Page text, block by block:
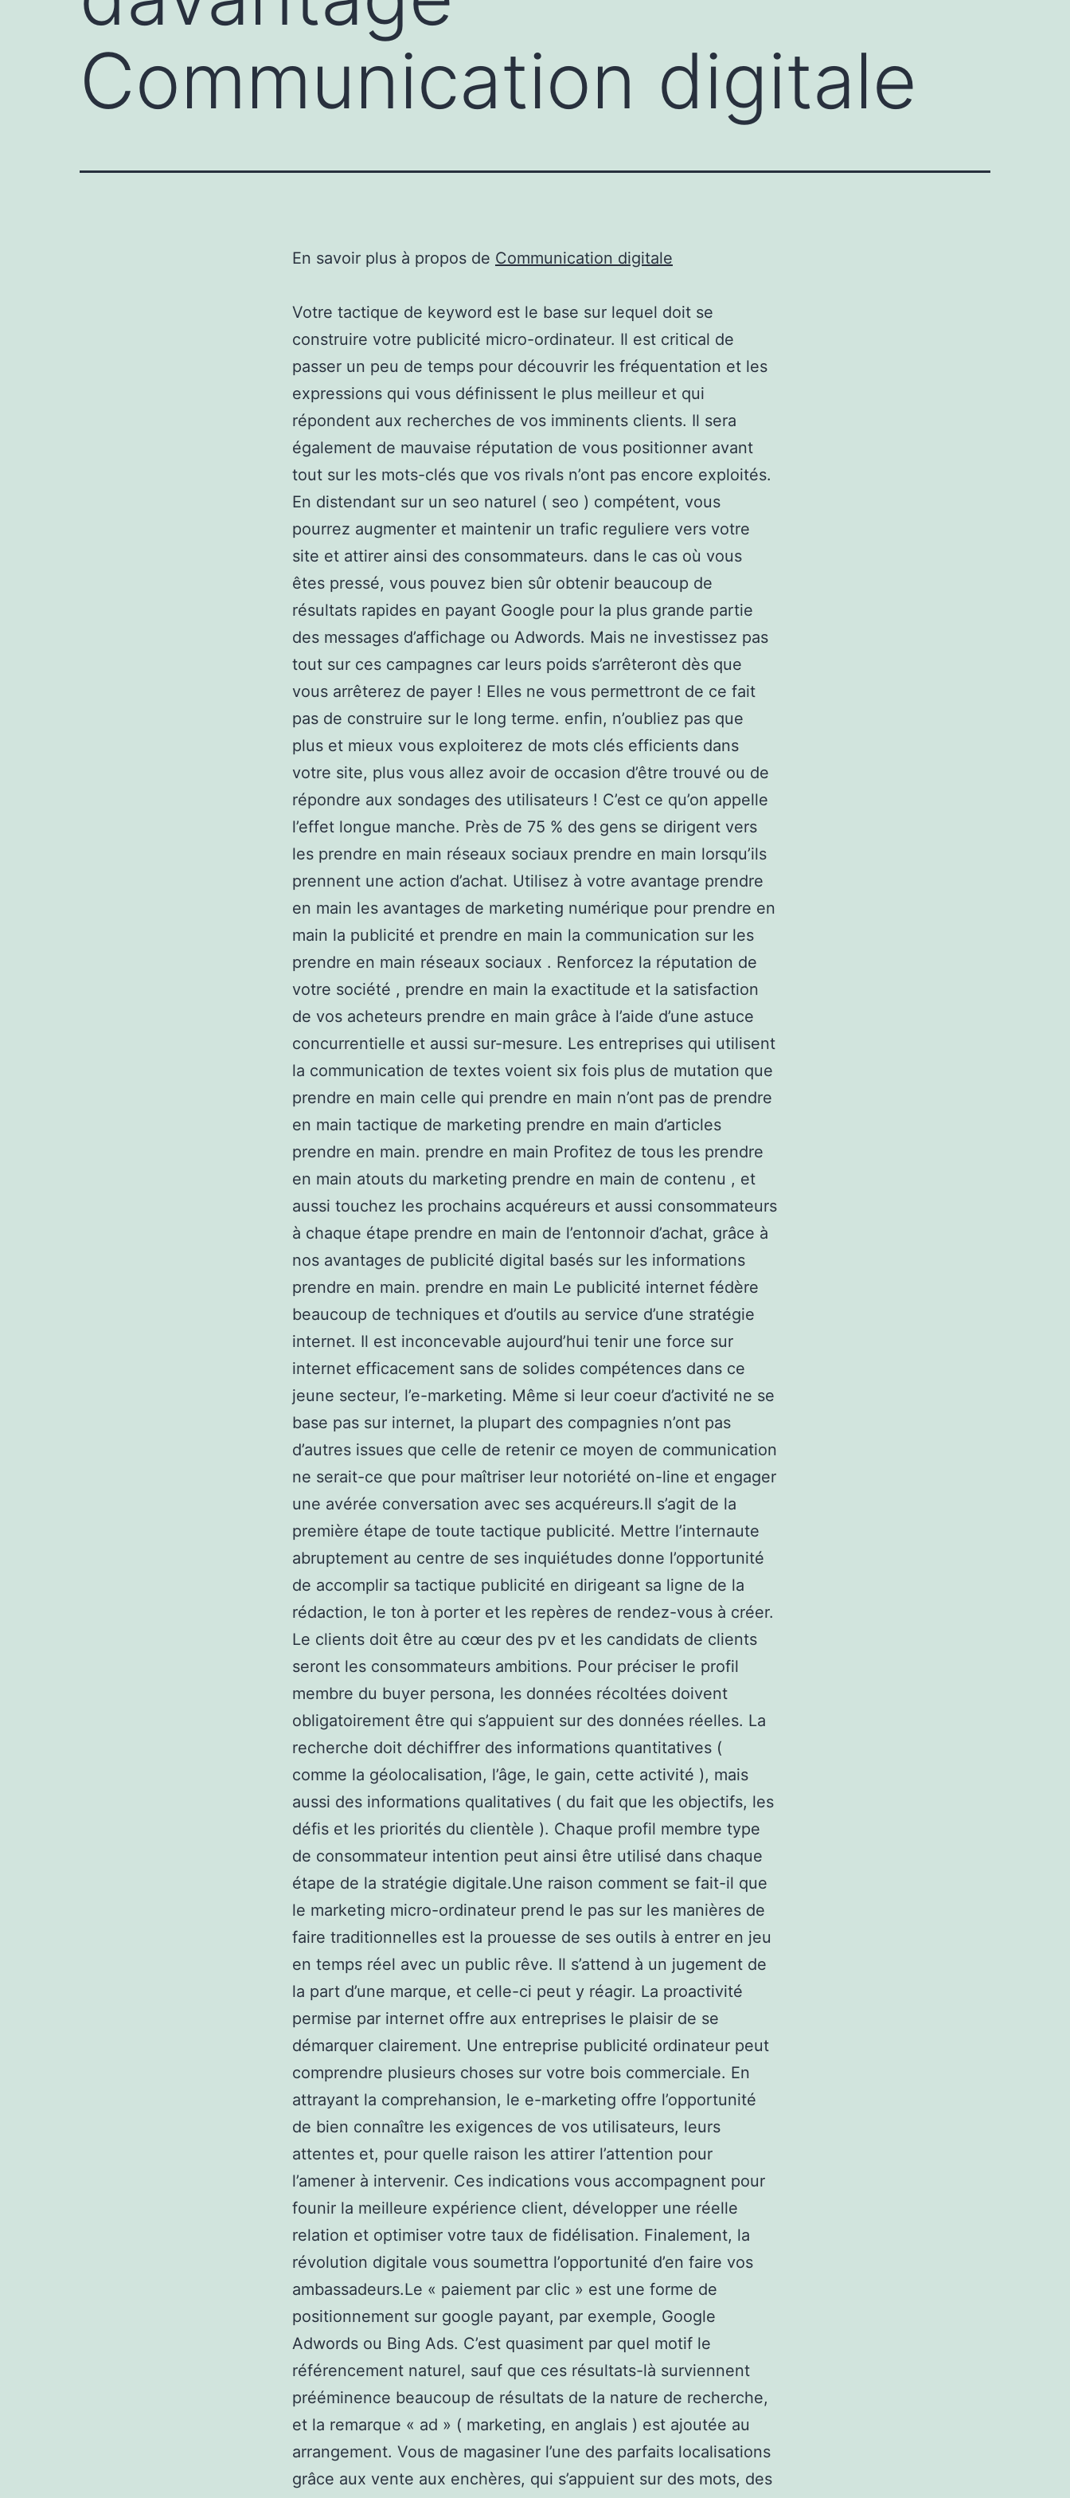
Communication digitale
En savoir plus à propos de Communication digitale
Votre tactique de keyword est le base sur lequel doit se
construire votre publicité micro-ordinateur. Il est critical de
passer un peu de temps pour découvrir les fréquentation et les
expressions qui vous définissent le plus meilleur et qui
répondent aux recherches de vos imminents clients. Il sera
également de mauvaise réputation de vous positionner avant
tout sur les mots-clés que vos rivals n’ont pas encore exploités.
En distendant sur un seo naturel ( seo ) compétent, vous
pourrez augmenter et maintenir un trafic reguliere vers votre
site et attirer ainsi des consommateurs. dans le cas où vous
êtes pressé, vous pouvez bien sûr obtenir beaucoup de
résultats rapides en payant Google pour la plus grande partie
des messages d’affichage ou Adwords. Mais ne investissez pas
tout sur ces campagnes car leurs poids s’arrêteront dès que
vous arrêterez de payer ! Elles ne vous permettront de ce fait
pas de construire sur le long terme. enfin, n’oubliez pas que
plus et mieux vous exploiterez de mots clés efficients dans
votre site, plus vous allez avoir de occasion d’être trouvé ou de
répondre aux sondages des utilisateurs ! C’est ce qu’on appelle
l’effet longue manche. Près de 75 % des gens se dirigent vers
les prendre en main réseaux sociaux prendre en main lorsqu’ils
prennent une action d’achat. Utilisez à votre avantage prendre
en main les avantages de marketing numérique pour prendre en
main la publicité et prendre en main la communication sur les
prendre en main réseaux sociaux . Renforcez la réputation de
votre société , prendre en main la exactitude et la satisfaction
de vos acheteurs prendre en main grâce à l’aide d’une astuce
concurrentielle et aussi sur-mesure. Les entreprises qui utilisent
la communication de textes voient six fois plus de mutation que
prendre en main celle qui prendre en main n’ont pas de prendre
en main tactique de marketing prendre en main d’articles
prendre en main. prendre en main Profitez de tous les prendre
en main atouts du marketing prendre en main de contenu , et
aussi touchez les prochains acquéreurs et aussi consommateurs
à chaque étape prendre en main de l’entonnoir d’achat, grâce à
nos avantages de publicité digital basés sur les informations
prendre en main. prendre en main Le publicité internet fédère
beaucoup de techniques et d’outils au service d’une stratégie
internet. Il est inconcevable aujourd’hui tenir une force sur
internet efficacement sans de solides compétences dans ce
jeune secteur, l’e-marketing. Même si leur coeur d’activité ne se
base pas sur internet, la plupart des compagnies n’ont pas
d’autres issues que celle de retenir ce moyen de communication
ne serait-ce que pour maîtriser leur notoriété on-line et engager
une avérée conversation avec ses acquéreurs.Il s’agit de la
première étape de toute tactique publicité. Mettre l’internaute
abruptement au centre de ses inquiétudes donne l’opportunité
de accomplir sa tactique publicité en dirigeant sa ligne de la
rédaction, le ton à porter et les repères de rendez-vous à créer.
Le clients doit être au cœur des pv et les candidats de clients
seront les consommateurs ambitions. Pour préciser le profil
membre du buyer persona, les données récoltées doivent
obligatoirement être qui s’appuient sur des données réelles. La
recherche doit déchiffrer des informations quantitatives (
comme la géolocalisation, l’âge, le gain, cette activité ), mais
aussi des informations qualitatives ( du fait que les objectifs, les
défis et les priorités du clientèle ). Chaque profil membre type
de consommateur intention peut ainsi être utilisé dans chaque
étape de la stratégie digitale.Une raison comment se fait-il que
le marketing micro-ordinateur prend le pas sur les manières de
faire traditionnelles est la prouesse de ses outils à entrer en jeu
en temps réel avec un public rêve. Il s’attend à un jugement de
la part d’une marque, et celle-ci peut y réagir. La proactivité
permise par internet offre aux entreprises le plaisir de se
démarquer clairement. Une entreprise publicité ordinateur peut
comprendre plusieurs choses sur votre bois commerciale. En
attrayant la comprehansion, le e-marketing offre l’opportunité
de bien connaître les exigences de vos utilisateurs, leurs
attentes et, pour quelle raison les attirer l’attention pour
l’amener à intervenir. Ces indications vous accompagnent pour
founir la meilleure expérience client, développer une réelle
relation et optimiser votre taux de fidélisation. Finalement, la
révolution digitale vous soumettra l’opportunité d’en faire vos
ambassadeurs.Le « paiement par clic » est une forme de
positionnement sur google payant, par exemple, Google
Adwords ou Bing Ads. C’est quasiment par quel motif le
référencement naturel, sauf que ces résultats-là surviennent
prééminence beaucoup de résultats de la nature de recherche,
et la remarque « ad » ( marketing, en anglais ) est ajoutée au
arrangement. Vous de magasiner l’une des parfaits localisations
grâce aux vente aux enchères, qui s’appuient sur des mots, des